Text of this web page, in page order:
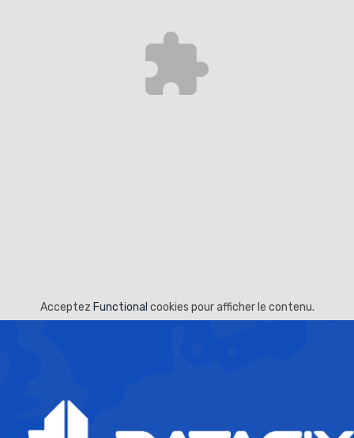
Acceptez Functional cookies pour afficher le contenu.